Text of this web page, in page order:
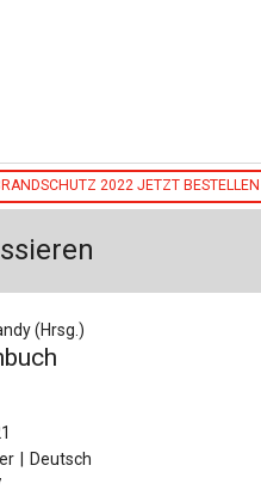
2022 JETZT BESTELLEN
(Hrsg.)
Deutsch